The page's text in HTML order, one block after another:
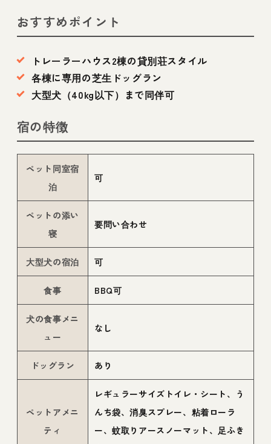
おすすめポイント
トレーラーハウス2棟の貸別荘スタイル
各棟に専用の芝生ドッグラン
大型犬（40kg以下）まで同伴可
宿の特徴
ペット同室宿
泊
可
ペットの添い
寝
要問い合わせ
大型犬の宿泊 可
食事 BBQ可
犬の食事メニ
ュー
なし
ドッグラン あり
ペットアメニ
ティ
レギュラーサイズトイレ・シート、う
んち袋、消臭スプレー、粘着ローラ
ー、蚊取りアースノーマット、足ふき